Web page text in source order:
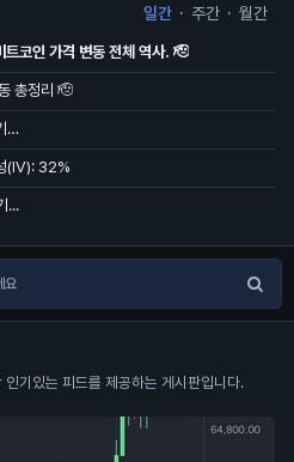
일간 · 주간 · 월간
코인 가격 변동 전체 역사. 🫡
총정리 🫡
…
(IV): 32%
...
기있는 피드를 제공하는 게시판입니다.